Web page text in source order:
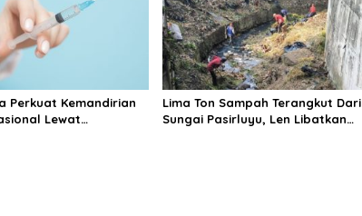
Perkuat Kemandirian
Lewat
Lima Ton Sampah Terangkut Dari
Sungai Pasirluyu, Len Libatkan